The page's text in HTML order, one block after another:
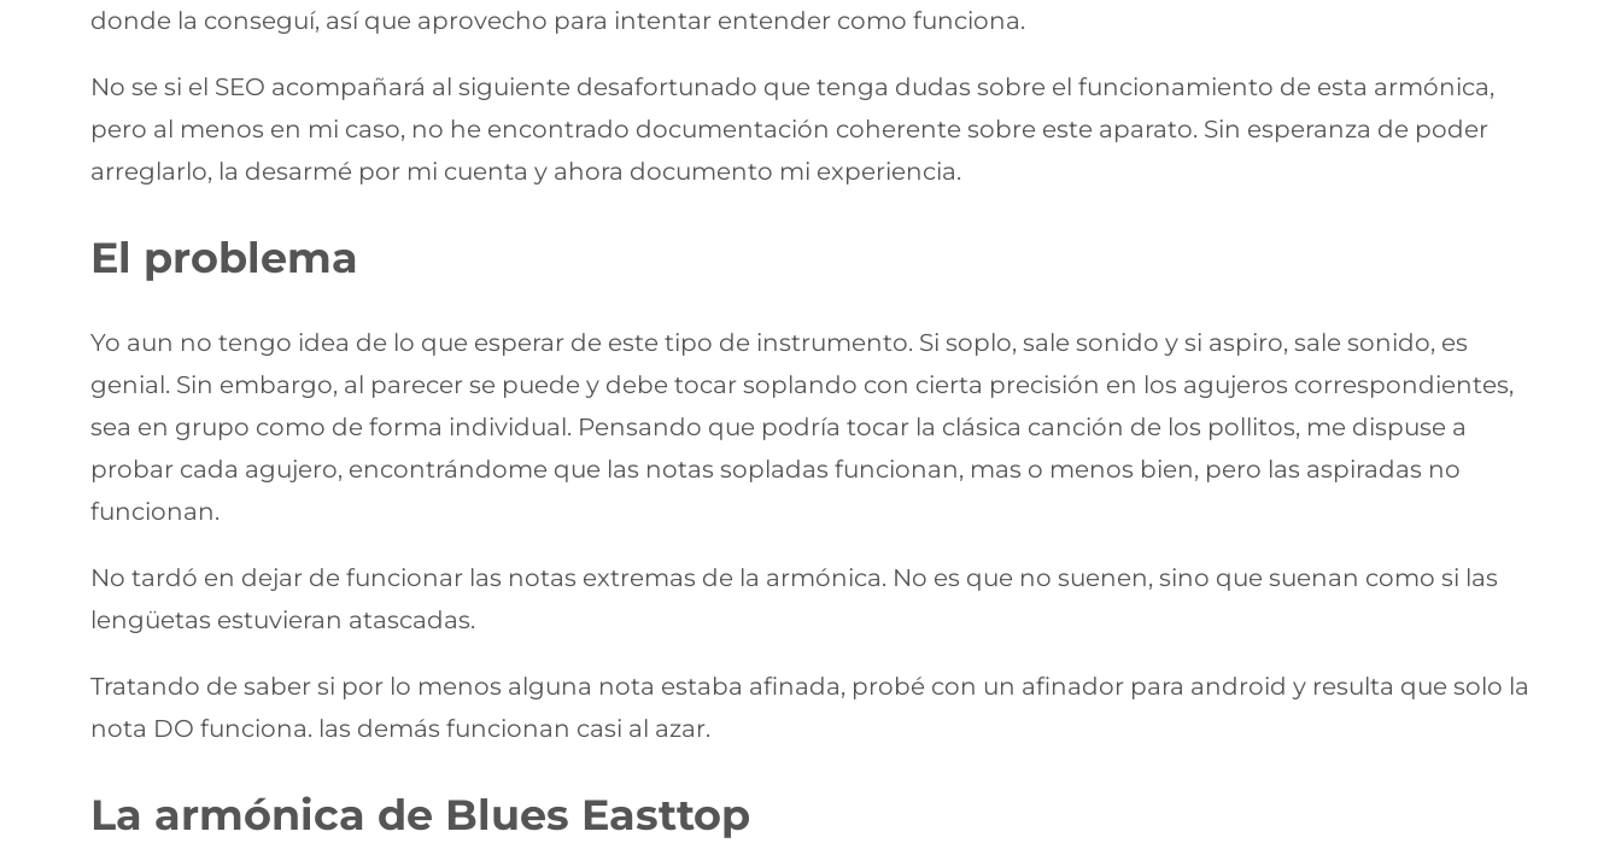
donde la conseguí, así que aprovecho para intentar entender como funciona.
No se si el SEO acompañará al siguiente desafortunado que tenga dudas sobre el funcionamiento de esta armónica,
pero al menos en mi caso, no he encontrado documentación coherente sobre este aparato. Sin esperanza de poder
arreglarlo, la desarmé por mi cuenta y ahora documento mi experiencia.
El problema
Yo aun no tengo idea de lo que esperar de este tipo de instrumento. Si soplo, sale sonido y si aspiro, sale sonido, es
genial. Sin embargo, al parecer se puede y debe tocar soplando con cierta precisión en los agujeros correspondientes,
sea en grupo como de forma individual. Pensando que podría tocar la clásica canción de los pollitos, me dispuse a
probar cada agujero, encontrándome que las notas sopladas funcionan, mas o menos bien, pero las aspiradas no
funcionan.
No tardó en dejar de funcionar las notas extremas de la armónica. No es que no suenen, sino que suenan como si las
lengüetas estuvieran atascadas.
Tratando de saber si por lo menos alguna nota estaba afinada, probé con un afinador para android y resulta que solo la
nota DO funciona. las demás funcionan casi al azar.
La armónica de Blues Easttop